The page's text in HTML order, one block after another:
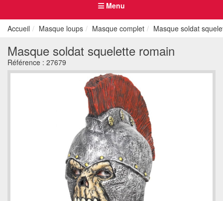
Menu
Accueil Masque loups Masque complet Masque soldat
Masque soldat squelette romain
Référence : 27679